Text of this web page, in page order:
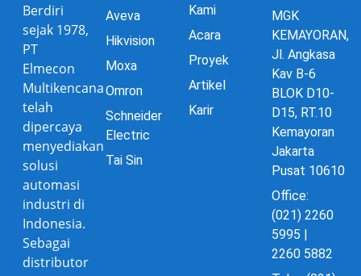
Berdiri
sejak 1978,
PT
Elmecon
Multikencana
telah
dipercaya
menyediakan
solusi
automasi
industri di
Indonesia.
Sebagai
distributor
Aveva
Hikvision
Moxa
Omron
Schneider
Electric
Tai Sin
Kami
Acara
Proyek
Artikel
Karir
MGK
KEMAYORAN,
Jl. Angkasa
Kav B-6
BLOK D10-
D15, RT.10
Kemayoran
Jakarta
Pusat 10610
Office:
(021) 2260
5995 |
2260 5882